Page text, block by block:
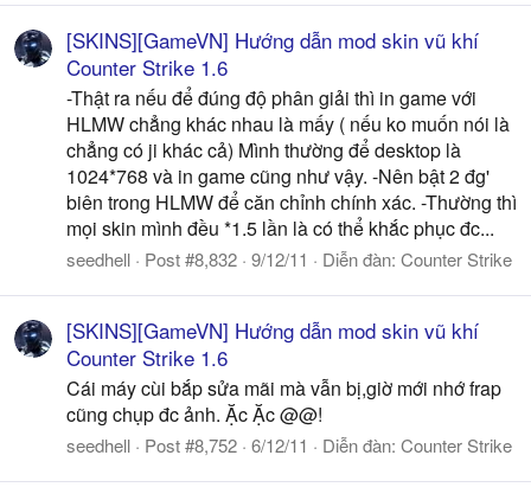
[SKINS][GameVN] Hướng dẫn mod skin vũ khí
Counter Strike 1.6
-Thật ra nếu để đúng độ phân giải thì in game với
HLMW chẳng khác nhau là mấy ( nếu ko muốn nói là
chẳng có ji khác cả) Mình thường để desktop là
1024*768 và in game cũng như vậy. -Nên bật 2 đg'
biên trong HLMW để căn chỉnh chính xác. -Thường thì
mọi skin mình đều *1.5 lần là có thể khắc phục đc...
seedhell Post #8,832 9/12/11 Diễn đàn: Counter Strike
[SKINS][GameVN] Hướng dẫn mod skin vũ khí
Counter Strike 1.6
Cái máy cùi bắp sửa mãi mà vẫn bị,giờ mới nhớ frap
cũng chụp đc ảnh. Ặc Ặc @@!
seedhell Post #8,752 6/12/11 Diễn đàn: Counter Strike